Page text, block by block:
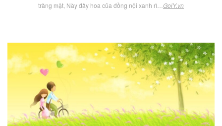
trăng mật, Này đây hoa của đồng nội xanh rì… GoiY.vn